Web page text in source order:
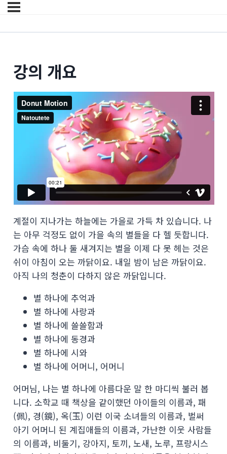
강의 개요
계절이 지나가는 하늘에는 가을로 가득 차 있습니다. 나
는 아무 걱정도 없이 가을 속의 별들을 다 헬 듯합니다.
가슴 속에 하나 둘 새겨지는 별을 이제 다 못 헤는 것은
쉬이 아침이 오는 까닭이요. 내일 밤이 남은 까닭이요.
아직 나의 청춘이 다하지 않은 까닭입니다.
별 하나에 추억과
별 하나에 사랑과
별 하나에 쓸쓸함과
별 하나에 동경과
별 하나에 시와
별 하나에 어머니, 어머니
어머님, 나는 별 하나에 아름다운 말 한 마디씩 불러 봅
니다. 소학교 때 책상을 같이했던 아이들의 이름과, 패
(佩), 경(鏡), 옥(玉) 이런 이국 소녀들의 이름과, 벌써
아기 어머니 된 계집애들의 이름과, 가난한 이웃 사람들
의 이름과, 비둘기, 강아지, 토끼, 노새, 노루, 프랑시스